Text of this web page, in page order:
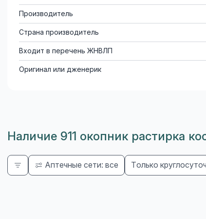
Производитель
Страна производитель
Входит в перечень ЖНВЛП
Оригинал или дженерик
Наличие 911 окопник растирка
Аптечные сети: все Только